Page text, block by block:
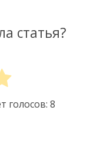
статья?
голосов: 8